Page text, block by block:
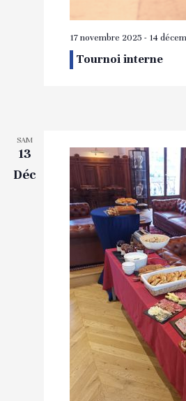
17 novembre 2025 - 14
Tournoi interne
SAM
13
Déc